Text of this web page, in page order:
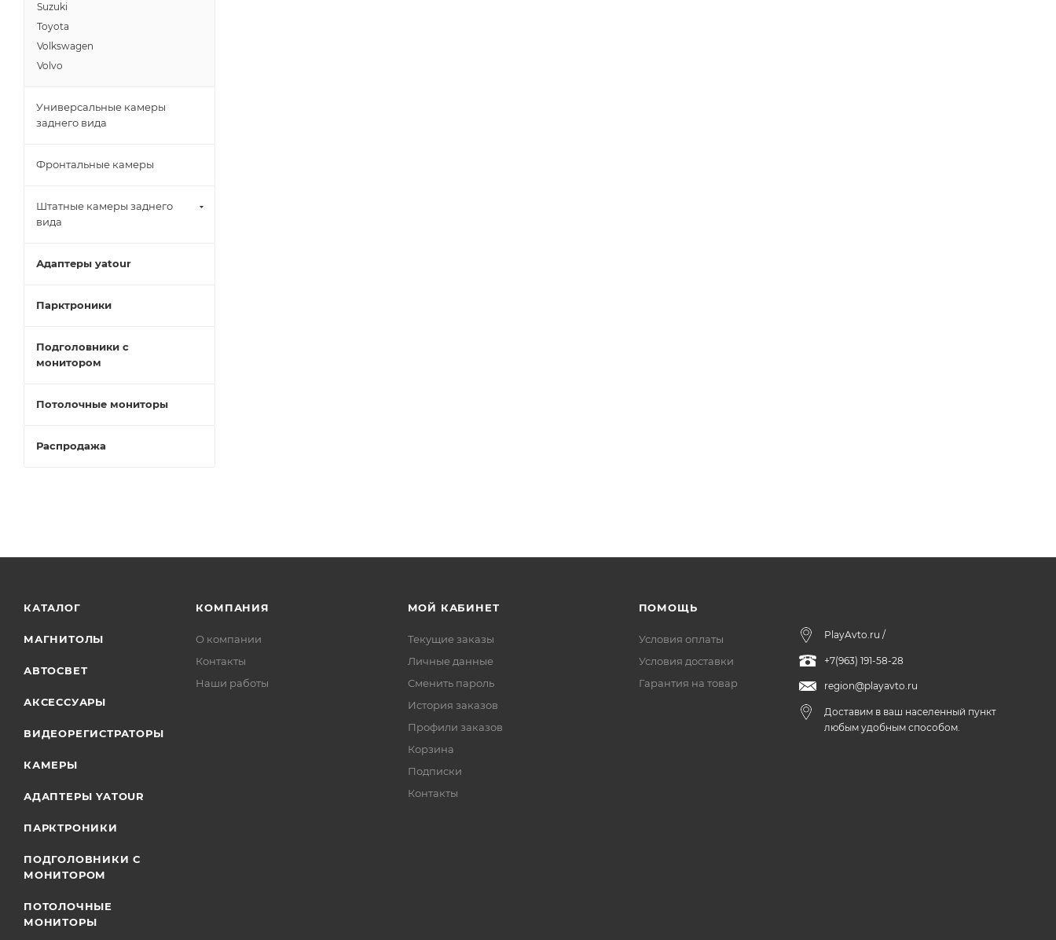
Suzuki
Toyota
Volkswagen
Volvo
Универсальные камеры
заднего вида
Фронтальные камеры
Штатные камеры заднего
вида
Адаптеры yatour
Парктроники
Подголовники с
монитором
Потолочные мониторы
Распродажа
КАТАЛОГ
МАГНИТОЛЫ
АВТОСВЕТ
АКСЕССУАРЫ
ВИДЕОРЕГИСТРАТОРЫ
КАМЕРЫ
АДАПТЕРЫ YATOUR
ПАРКТРОНИКИ
ПОДГОЛОВНИКИ С
МОНИТОРОМ
ПОТОЛОЧНЫЕ
МОНИТОРЫ
КОМПАНИЯ
О компании
Контакты
Наши работы
МОЙ КАБИНЕТ
Текущие заказы
Личные данные
Сменить пароль
История заказов
Профили заказов
Корзина
Подписки
Контакты
ПОМОЩЬ
Условия оплаты
Условия доставки
Гарантия на товар
PlayAvto.ru /
+7(963) 191-58-28
region@playavto.ru
Доставим в ваш населенный пункт
любым удобным способом.